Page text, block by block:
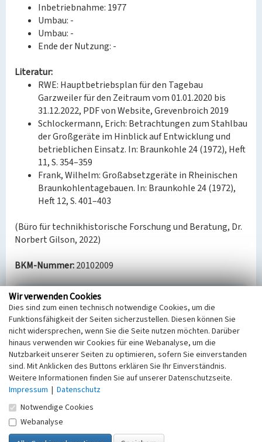
Inbetriebnahme: 1977
Umbau: -
Umbau: -
Ende der Nutzung: -
Literatur:
RWE: Hauptbetriebsplan für den Tagebau
Garzweiler für den Zeitraum vom 01.01.2020 bis
31.12.2022, PDF von Website, Grevenbroich 2019
Schlockermann, Erich: Betrachtungen zum Stahlbau
der Großgeräte im Hinblick auf Entwicklung und
betrieblichen Einsatz. In: Braunkohle 24 (1972), Heft
11, S. 354–359
Frank, Wilhelm: Großabsetzgeräte in Rheinischen
Braunkohlentagebauen. In: Braunkohle 24 (1972),
Heft 12, S. 401–403
(Büro für technikhistorische Forschung und Beratung, Dr.
Norbert Gilson, 2022)
BKM-Nummer:20102009
Absetzer 742, Tagebau Garzweiler
Schlagwörter
Absetzer (Bergbaugerät)
Ort
Jüchen
Fachsicht(en)
Denkmalpflege
Erfassungsmaßstab
Keine Angabe
Erfassungsmethode
Übernahme aus externer Fachdatenbank
Wir verwenden Cookies
Dies sind zum einen technisch notwendige Cookies, um die
Funktionsfähigkeit der Seiten sicherzustellen. Diesen können Sie
nicht widersprechen, wenn Sie die Seite nutzen möchten. Darüber
hinaus verwenden wir Cookies für eine Webanalyse, um die
Nutzbarkeit unserer Seiten zu optimieren, sofern Sie einverstanden
sind. Mit Anklicken des Buttons erklären Sie Ihr Einverständnis.
Weitere Informationen finden Sie auf unserer Datenschutzseite.
Impressum | Datenschutz
Notwendige Cookies
Webanalyse